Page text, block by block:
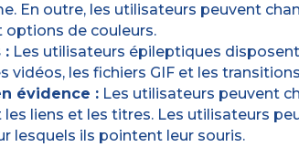
En outre, les utilisateurs peuvent
options de couleurs.
:Les utilisateurs épileptiques
vidéos, les fichiers GIF et les transitions
évidence :Les utilisateurs peuvent
liens et les titres. Les utilisateurs
lesquels ils pointent leur souris.